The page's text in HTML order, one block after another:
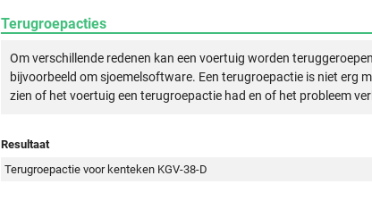
Terugroepacties
Om verschillende redenen kan een voertuig worden
bijvoorbeeld om sjoemelsoftware. Een terugroepactie is niet erg
zien of het voertuig een terugroepactie had en of het probleem
Resultaat
Terugroepactie voor kenteken KGV-38-D